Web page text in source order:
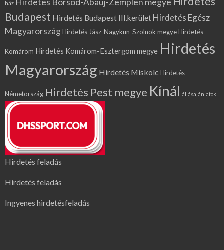
ház
Budapest Hirdetés Budapest III.kerület Hirdetés Egész
MagyarországHirdetés Jász-Nagykun-Szolnok megyeHirdetés
Komárom Hirdetés Komárom-Esztergom megye Hirdetés
Magyarország Hirdetés Miskolc Hirdetés
Németország Hirdetés Pest megye Kínál állásajánlatok
Hirdetés feladás
Hirdetés feladás
Ingyenes hirdetésfeladás